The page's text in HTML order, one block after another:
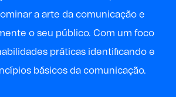
a arte da comunicação e
o seu público. Com um foco
práticas identificando e
básicos da comunicação.